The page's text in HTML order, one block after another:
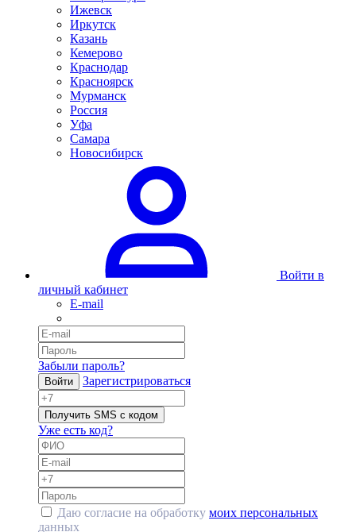
Ижевск
Иркутск
Казань
Кемерово
Краснодар
Красноярск
Мурманск
Россия
Уфа
Самара
Новосибирск
Войти в
личный кабинет
E-mail
Забыли пароль?
Войти Зарегистрироваться
Получить SMS с кодом
Уже есть код?
Даю согласие на обработку моих персональных
данных